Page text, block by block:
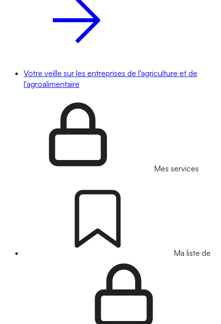
Votre veille sur les entreprises de l'agriculture et de
l'agroalimentaire
Mes services
Ma liste de